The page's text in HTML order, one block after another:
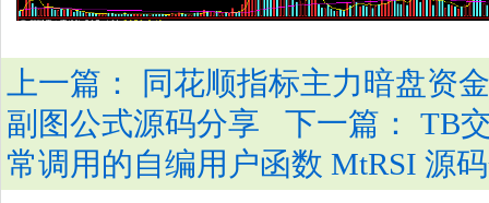
上一篇：
同花顺指标主力暗盘资
副图公式源码分享
下一篇： TB
常调用的自编用户函数 MtRSI 源